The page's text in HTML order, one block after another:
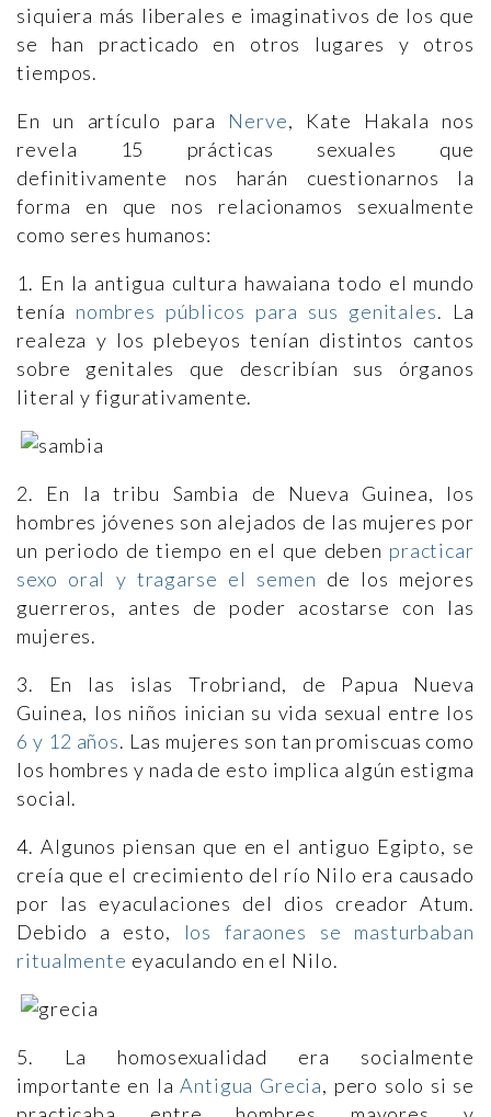
siquiera más liberales e imaginativos de los que
se han practicado en otros lugares y otros
tiempos.
En un artículo para Nerve, Kate Hakala nos
revela 15 prácticas sexuales que
definitivamente nos harán cuestionarnos la
forma en que nos relacionamos sexualmente
como seres humanos:
1. En la antigua cultura hawaiana todo el mundo
tenía nombres públicos para sus genitales. La
realeza y los plebeyos tenían distintos cantos
sobre genitales que describían sus órganos
literal y figurativamente.
2. En la tribu Sambia de Nueva Guinea, los
hombres jóvenes son alejados de las mujeres por
un periodo de tiempo en el que deben practicar
sexo oral y tragarse el semen de los mejores
guerreros, antes de poder acostarse con las
mujeres.
3. En las islas Trobriand, de Papua Nueva
Guinea, los niños inician su vida sexual entre los
6 y 12 años. Las mujeres son tan promiscuas como
los hombres y nada de esto implica algún estigma
social.
4. Algunos piensan que en el antiguo Egipto, se
creía que el crecimiento del río Nilo era causado
por las eyaculaciones del dios creador Atum.
Debido a esto,
los faraones se masturbaban
ritualmente eyaculando en el Nilo.
5. La homosexualidad era socialmente
importante en laAntigua Grecia, pero solo si se